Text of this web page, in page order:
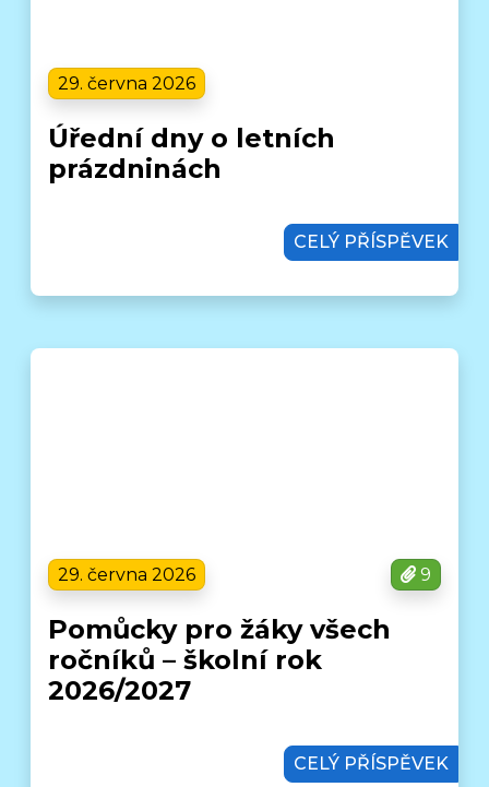
29. června 2026
Úřední dny o letních
prázdninách
CELÝ PŘÍSPĚVEK
29. června 2026 9
Pomůcky pro žáky všech
ročníků – školní rok
2026/2027
CELÝ PŘÍSPĚVEK